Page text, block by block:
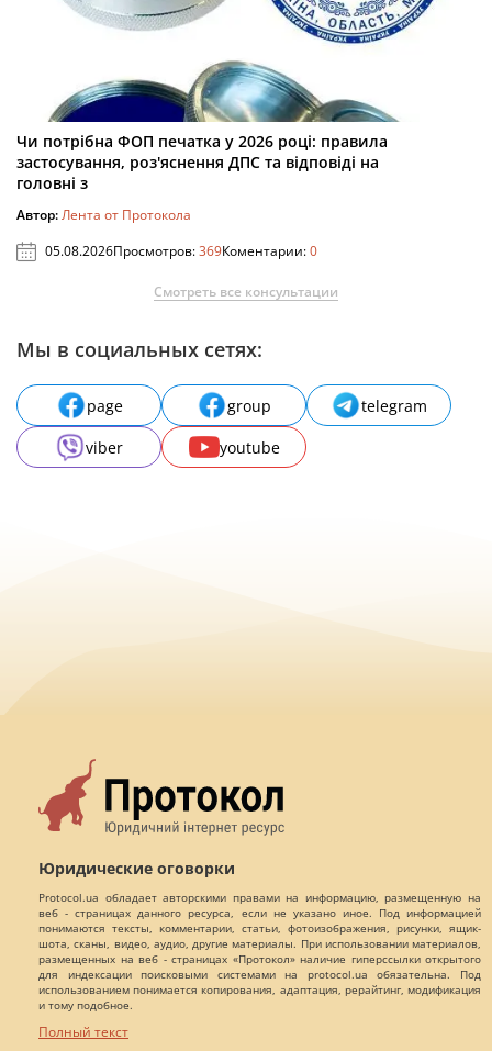
Чи потрібна ФОП печатка у 2026 році: правила
застосування, роз'яснення ДПС та відповіді на
головні з
Автор:Лента от Протокола
05.08.2026Просмотров:369Коментарии:0
Смотреть все консультации
Мы в социальных сетях:
page group
telegram
viber
youtube
Юридические оговорки
Protocol.ua обладает авторскими правами на информацию, размещенную на
веб - страницах данного ресурса, если не указано иное. Под информацией
понимаются тексты, комментарии, статьи, фотоизображения, рисунки, ящик-
шота, сканы, видео, аудио, другие материалы. При использовании материалов,
размещенных на веб - страницах «Протокол» наличие гиперссылки открытого
для индексации поисковыми системами на protocol.ua обязательна. Под
использованием понимается копирования, адаптация, рерайтинг, модификация
и тому подобное.
Полный текст